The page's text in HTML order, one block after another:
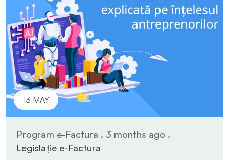
13 MAY
Program e-Factura . 3 months ago .
Legislație e-Factura